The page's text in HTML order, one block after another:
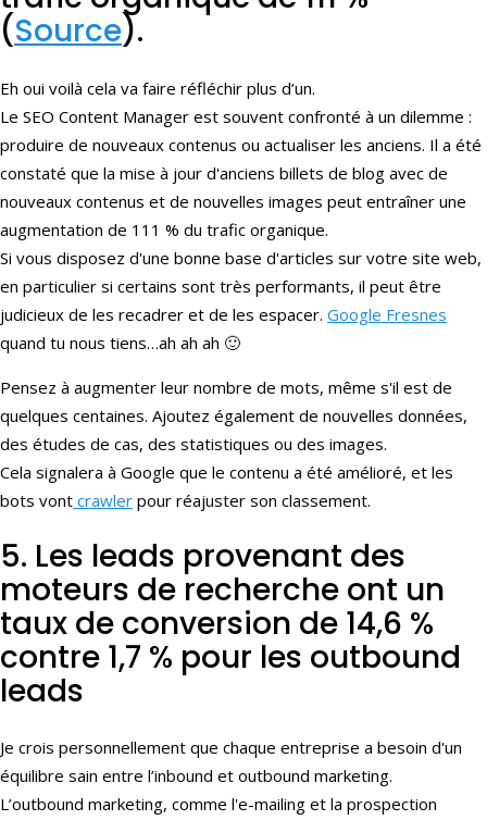
(Source).
Eh oui voilà cela va faire réfléchir plus d’un.
Le SEO Content Manager est souvent confronté à un dilemme :
produire de nouveaux contenus ou actualiser les anciens. Il a été
constaté que la mise à jour d'anciens billets de blog avec de
nouveaux contenus et de nouvelles images peut entraîner une
augmentation de 111 % du trafic organique.
Si vous disposez d'une bonne base d'articles sur votre site web,
en particulier si certains sont très performants, il peut être
judicieux de les recadrer et de les espacer. Google Fresnes
quand tu nous tiens…ah ah ah 🙂
Pensez à augmenter leur nombre de mots, même s'il est de
quelques centaines. Ajoutez également de nouvelles données,
des études de cas, des statistiques ou des images.
Cela signalera à Google que le contenu a été amélioré, et les
bots vont crawler pour réajuster son classement.
5. Les leads provenant des
moteurs de recherche ont un
taux de conversion de 14,6 %
contre 1,7 % pour les outbound
leads
Je crois personnellement que chaque entreprise a besoin d'un
équilibre sain entre l’inbound et outbound marketing.
L’outbound marketing, comme l'e-mailing et la prospection